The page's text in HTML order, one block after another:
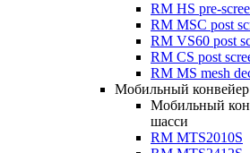
RM HS pre-
RM MSC post
RM VS60 post
RM CS post
RM MS mesh
Мобильный
Мобильный
шасси
RM MTS2010S